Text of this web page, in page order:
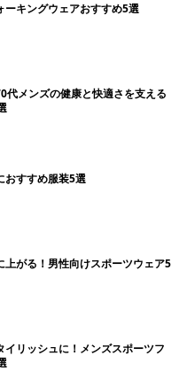
ーキングウェアおすすめ5選
代メンズの健康と快適さを支える
おすすめ服装5選
上がる！男性向けスポーツウェア5
イリッシュに！メンズスポーツフ